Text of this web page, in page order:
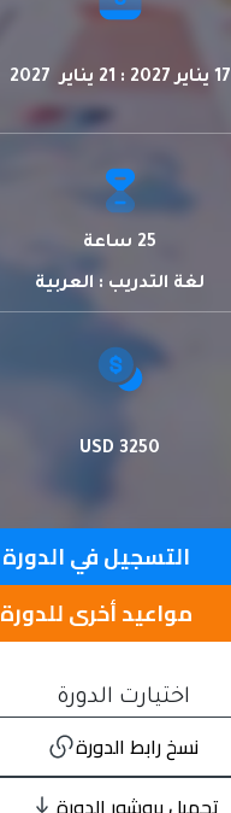
17 يناير 2027 : 21 يناير 2027
25 ساعة
لغة التدريب : العربية
3250 USD
التسجيل في الدورة
مواعيد أخرى للدورة
اختيارت الدورة
نسخ رابط الدورة